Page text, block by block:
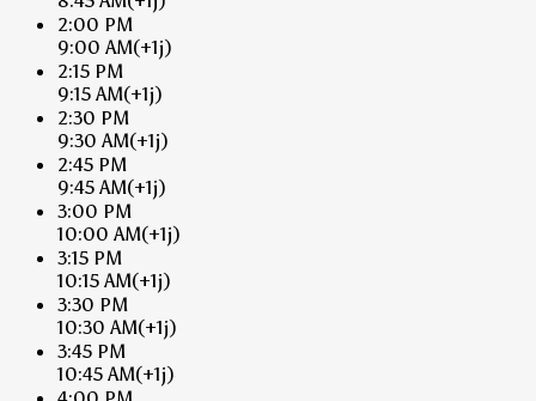
2:00 PM
9:00 AM(+1j)
2:15 PM
9:15 AM(+1j)
2:30 PM
9:30 AM(+1j)
2:45 PM
9:45 AM(+1j)
3:00 PM
10:00 AM(+1j)
3:15 PM
10:15 AM(+1j)
3:30 PM
10:30 AM(+1j)
3:45 PM
10:45 AM(+1j)